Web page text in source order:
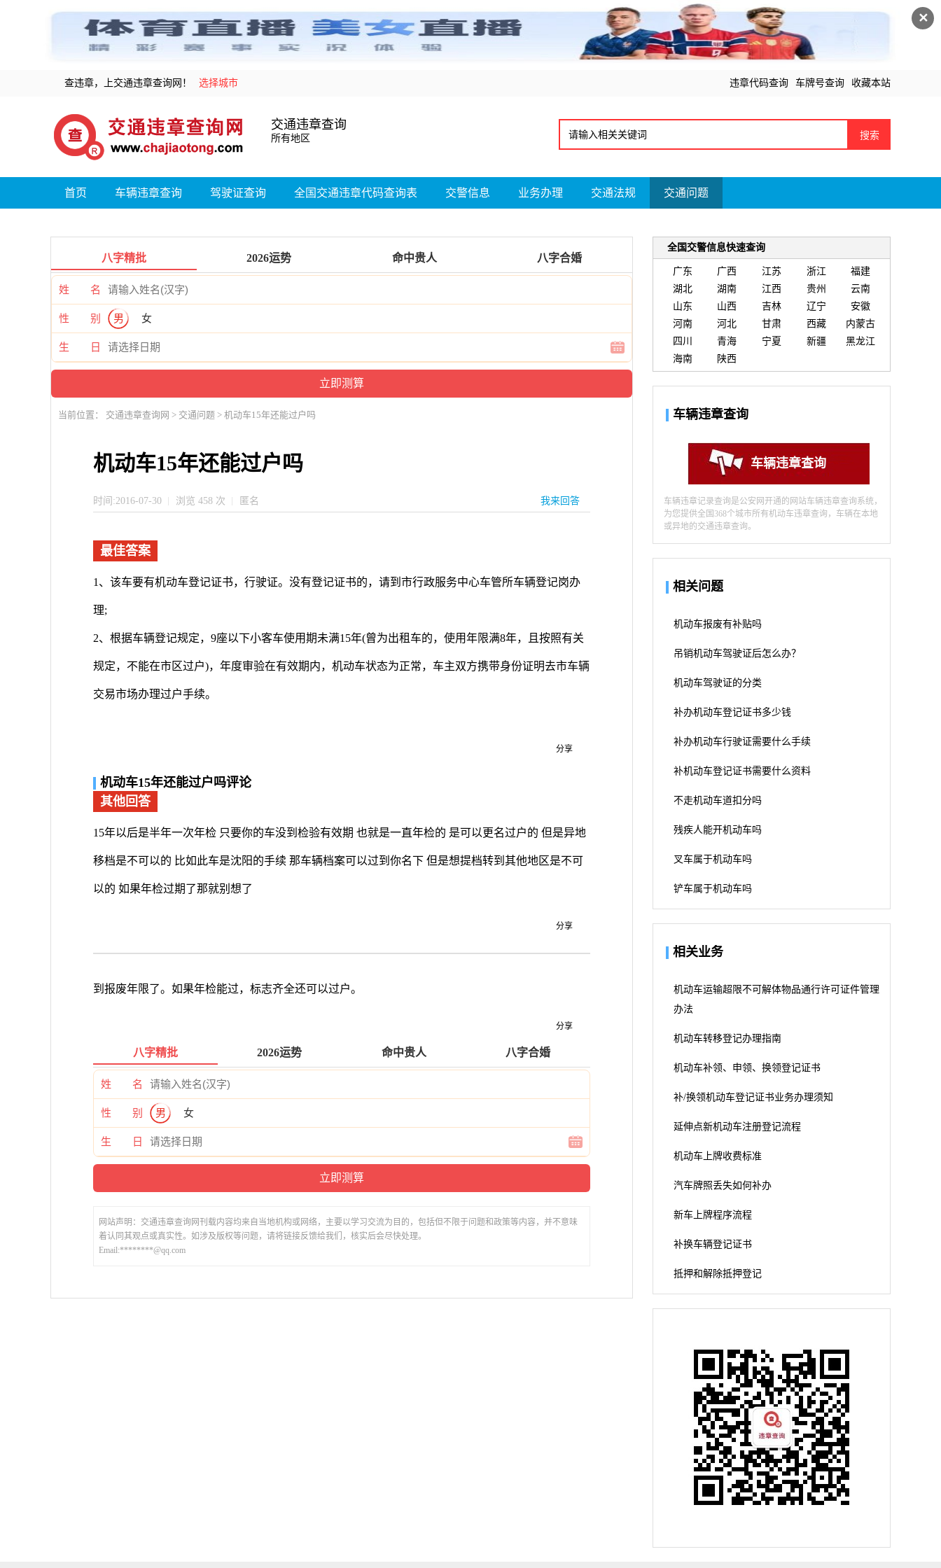
✕
查违章，上交通违章查询网！ 选择城市 违章代码查询 车牌号查询 收藏本站
交通违章查询
所有地区 搜索
首页 车辆违章查询 驾驶证查询 全国交通违章代码查询表 交警信息 业务办理 交通法规 交通问题
八字精批 2026运势 命中贵人 八字合婚
姓 名
性 别 男 女
生 日
当前位置： 交通违章查询网 > 交通问题 > 机动车15年还能过户吗
机动车15年还能过户吗
时间:2016-07-30 浏览 458 次 匿名 我来回答
最佳答案
1、该车要有机动车登记证书，行驶证。没有登记证书的，请到市行政服务中心车管所车辆登记岗办
理;
2、根据车辆登记规定，9座以下小客车使用期未满15年(曾为出租车的，使用年限满8年，且按照有关
规定，不能在市区过户)，年度审验在有效期内，机动车状态为正常，车主双方携带身份证明去市车辆
交易市场办理过户手续。
分享
机动车15年还能过户吗评论
其他回答
15年以后是半年一次年检 只要你的车没到检验有效期 也就是一直年检的 是可以更名过户的 但是异地
移档是不可以的 比如此车是沈阳的手续 那车辆档案可以过到你名下 但是想提档转到其他地区是不可
以的 如果年检过期了那就别想了
分享
到报废年限了。如果年检能过，标志齐全还可以过户。
分享
八字精批 2026运势 命中贵人 八字合婚
姓 名
性 别 男 女
生 日
网站声明：交通违章查询网刊载内容均来自当地机构或网络，主要以学习交流为目的，包括但不限于问题和政策等内容，并不意味
着认同其观点或真实性。如涉及版权等问题，请将链接反馈给我们，核实后会尽快处理。
Email:********@qq.com
全国交警信息快速查询
广东 广西 江苏 浙江
福建
湖北
湖南 江西 贵州
云南
山东
山西 吉林 辽宁
安徽
河南
河北 甘肃 西藏
内蒙古
四川
青海 宁夏 新疆
黑龙江
海南
陕西
车辆违章查询
车辆违章查询
车辆违章记录查询是公安网开通的网站车辆违章查询系统，
为您提供全国368个城市所有机动车违章查询，车辆在本地
或异地的交通违章查询。
相关问题
机动车报废有补贴吗
吊销机动车驾驶证后怎么办？
机动车驾驶证的分类
补办机动车登记证书多少钱
补办机动车行驶证需要什么手续
补机动车登记证书需要什么资料
不走机动车道扣分吗
残疾人能开机动车吗
叉车属于机动车吗
铲车属于机动车吗
相关业务
机动车运输超限不可解体物品通行许可证件管理
办法
机动车转移登记办理指南
机动车补领、申领、换领登记证书
补/换领机动车登记证书业务办理须知
延伸点新机动车注册登记流程
机动车上牌收费标准
汽车牌照丢失如何补办
新车上牌程序流程
补换车辆登记证书
抵押和解除抵押登记